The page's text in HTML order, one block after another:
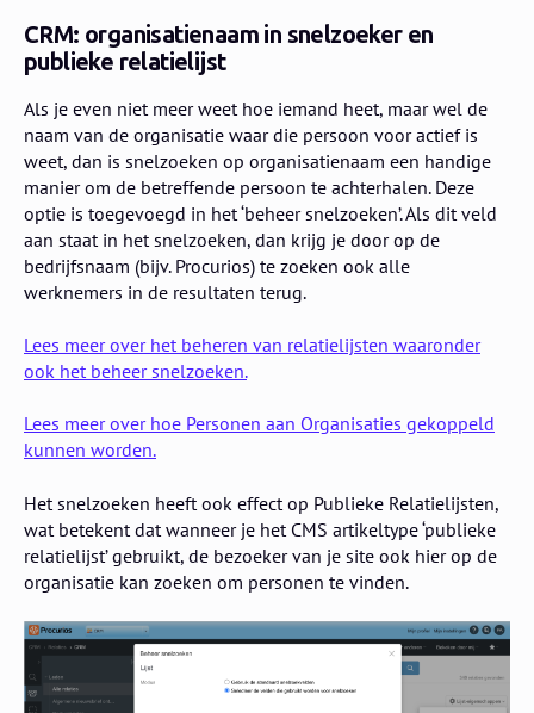
CRM: organisatienaam in snelzoeker en
publieke relatielijst
Als je even niet meer weet hoe iemand heet, maar wel de
naam van de organisatie waar die persoon voor actief is
weet, dan is snelzoeken op organisatienaam een handige
manier om de betreffende persoon te achterhalen. Deze
optie is toegevoegd in het ‘beheer snelzoeken’. Als dit veld
aan staat in het snelzoeken, dan krijg je door op de
bedrijfsnaam (bijv. Procurios) te zoeken ook alle
werknemers in de resultaten terug.
Lees meer over het beheren van relatielijsten waaronder
ook het beheer snelzoeken.
Lees meer over hoe Personen aan Organisaties gekoppeld
kunnen worden.
Het snelzoeken heeft ook effect op Publieke Relatielijsten,
wat betekent dat wanneer je het CMS artikeltype ‘publieke
relatielijst’ gebruikt, de bezoeker van je site ook hier op de
organisatie kan zoeken om personen te vinden.